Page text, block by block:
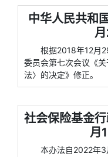
中华人民共和
根据2018年12月
委员会第七次会议《
法〉的决定》修正。
社会保险基金
月
本办法自2022年